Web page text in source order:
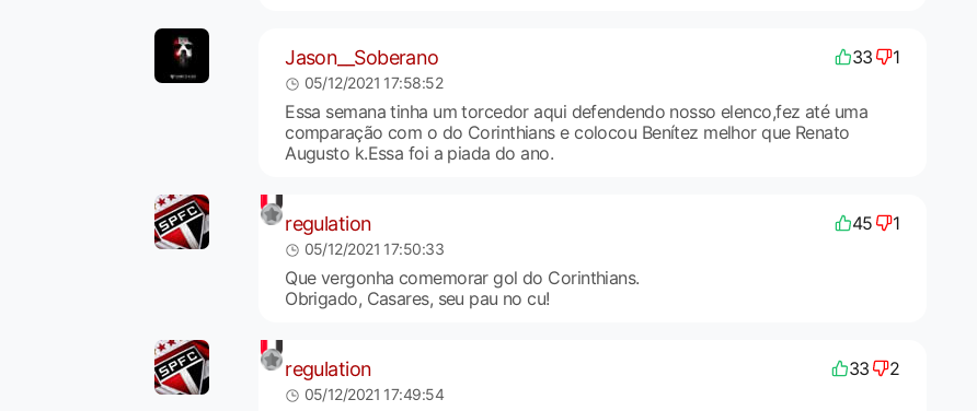
Jason__Soberano 33 1
05/12/2021 17:58:52
Essa semana tinha um torcedor aqui defendendo nosso elenco,fez até uma
comparação com o do Corinthians e colocou Benítez melhor que Renato
Augusto k.Essa foi a piada do ano.
regulation 45 1
05/12/2021 17:50:33
Que vergonha comemorar gol do Corinthians.
Obrigado, Casares, seu pau no cu!
regulation 33 2
05/12/2021 17:49:54